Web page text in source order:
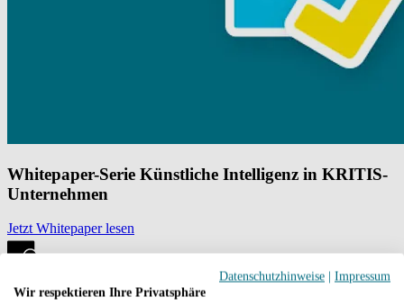
Whitepaper-Serie Künstliche Intelligenz in KRITIS-
Unternehmen
Jetzt Whitepaper lesen
Weiterführende Informationen und Kontakt zu uns
Datenschutzhinweise | Impressum
Wir respektieren Ihre Privatsphäre